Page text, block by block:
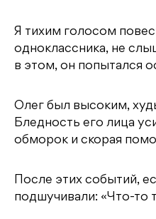
Я тихим голосом
одноклассника, не
в этом, он попытался
Олег был высоким,
Бледность его лица
обморок и скорая
После этих событий,
подшучивали: «Что-то